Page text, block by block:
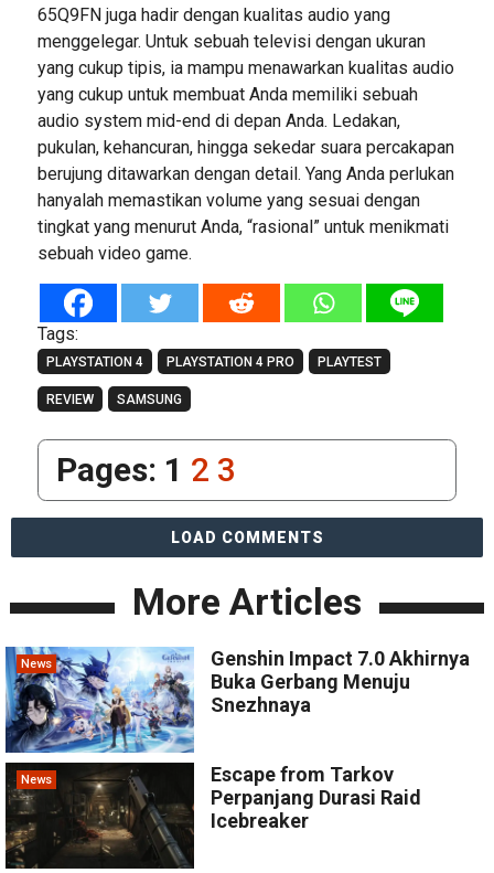
65Q9FN juga hadir dengan kualitas audio yang
menggelegar. Untuk sebuah televisi dengan ukuran
yang cukup tipis, ia mampu menawarkan kualitas audio
yang cukup untuk membuat Anda memiliki sebuah
audio system mid-end di depan Anda. Ledakan,
pukulan, kehancuran, hingga sekedar suara percakapan
berujung ditawarkan dengan detail. Yang Anda perlukan
hanyalah memastikan volume yang sesuai dengan
tingkat yang menurut Anda, “rasional” untuk menikmati
sebuah video game.
Tags:
PLAYSTATION 4 PLAYSTATION 4 PRO PLAYTEST
REVIEW SAMSUNG
Pages: 1 2 3
LOAD COMMENTS
More Articles
News
Genshin Impact 7.0 Akhirnya
Buka Gerbang Menuju
Snezhnaya
News
Escape from Tarkov
Perpanjang Durasi Raid
Icebreaker